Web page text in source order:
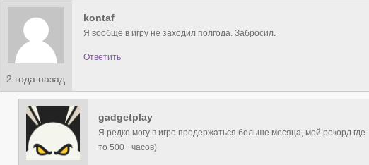
2 года назад
kontaf
Я вообще в игру не заходил полгода. Забросил.
Ответить
gadgetplay
Я редко могу в игре продержаться больше месяца, мой рекорд где-
то 500+ часов)